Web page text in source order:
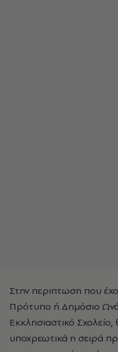
Στην περιπτωση που
Πρότυπο ή Δημόσιο
Εκκλησιαστικό
υποχρεωτικά η σειρά